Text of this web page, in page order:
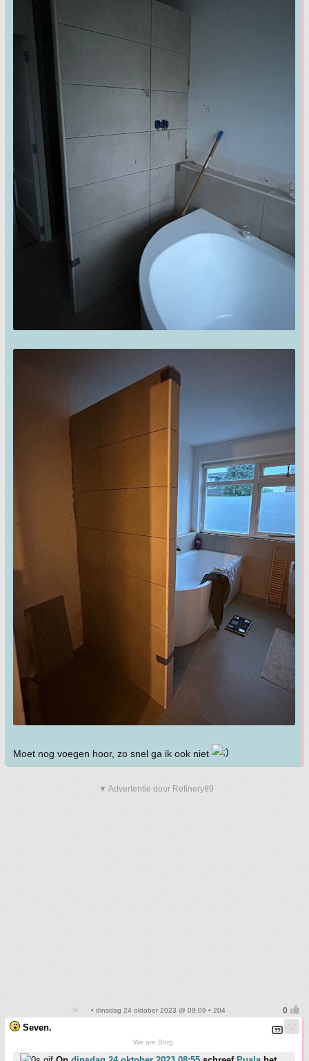
Moet nog voegen hoor, zo snel ga ik ook niet
▼ Advertentie door Refinery89
• dinsdag 24 oktober 2023 @ 09:09 • 204
Seven.
We are Borg.